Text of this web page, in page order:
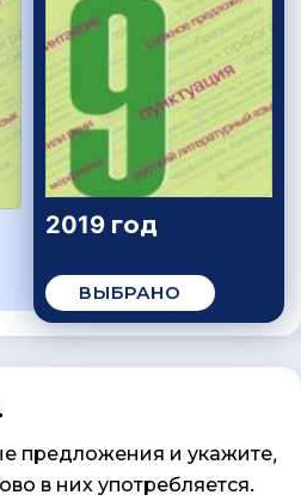
2019 год
ВЫБРАНО
предложения и укажите,
в них употребляется.